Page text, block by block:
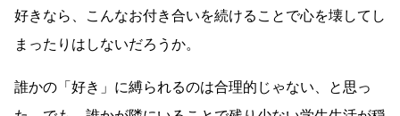
好きなら、こんなお付き合いを続けることで心を壊してし
まったりはしないだろうか。
誰かの「好き」に縛られるのは合理的じゃない、と思っ